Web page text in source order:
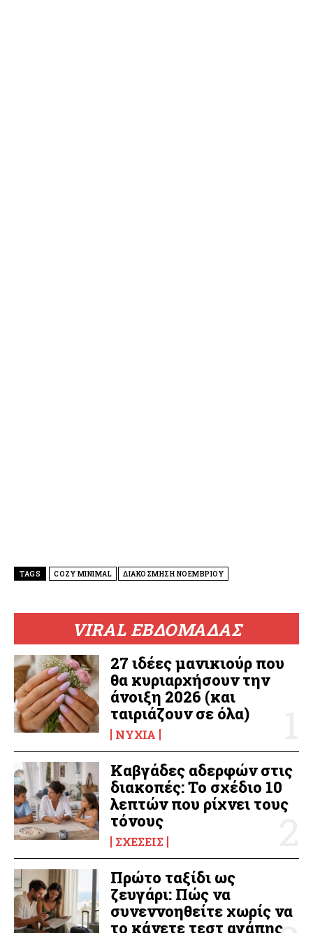
VIRAL ΕΒΔΟΜΑΔΑΣ
27 ιδέες μανικιούρ που
θα κυριαρχήσουν την
άνοιξη 2026 (και
ταιριάζουν σε όλα)
ΝΎΧΙΑ
Καβγάδες αδερφών στις
διακοπές: Το σχέδιο 10
λεπτών που ρίχνει τους
τόνους
ΣΧΈΣΕΙΣ
Πρώτο ταξίδι ως
ζευγάρι: Πώς να
συνεννοηθείτε χωρίς να
το κάνετε τεστ αγάπης
TAGS COZY MINIMAL ΔΙΑΚΟΣΜΗΣΗ ΝΟΕΜΒΡΙΟΥ